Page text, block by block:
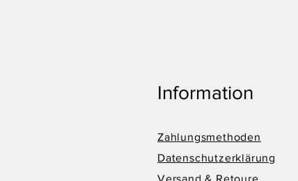
Information
Zahlungsmethoden
Datenschutzerklärung